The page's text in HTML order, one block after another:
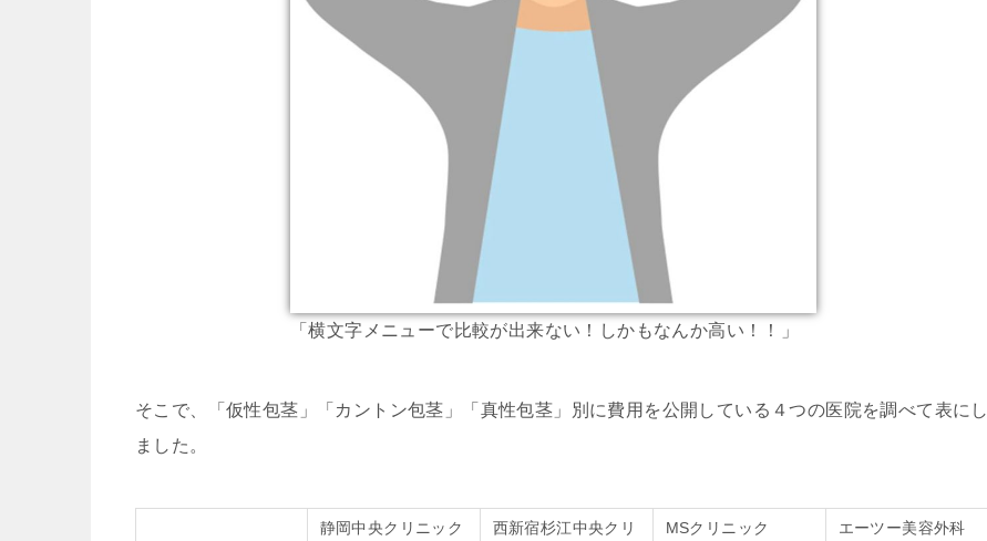
「横文字メニューで比較が出来ない！しかもなんか高い！！」
そこで、「仮性包茎」「カントン包茎」「真性包茎」別に費用を公開している４つの医院を調べて表にし
ました。
静岡中央クリニック
西新宿杉江中央クリ
MSクリニック エーツー美容外科